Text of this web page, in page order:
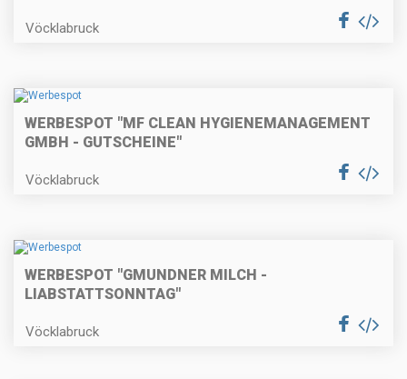
Vöcklabruck
WERBESPOT "MF CLEAN HYGIENEMANAGEMENT
GMBH - GUTSCHEINE"
Vöcklabruck
WERBESPOT "GMUNDNER MILCH -
LIABSTATTSONNTAG"
Vöcklabruck